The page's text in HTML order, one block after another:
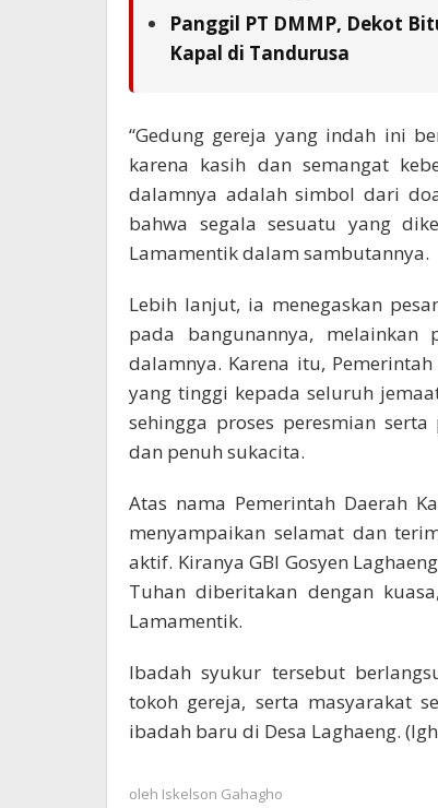
Panggil PT DMMP, Dekot
Kapal di Tandurusa
“Gedung gereja yang indah ini
karena kasih dan semangat
dalamnya adalah simbol dari
bahwa segala sesuatu yang
Lamamentik dalam sambutannya.
Lebih lanjut, ia menegaskan
pada bangunannya,
dalamnya. Karena itu,
yang tinggi kepada seluruh
sehingga proses peresmian
dan penuh sukacita.
Atas nama Pemerintah Daerah
menyampaikan selamat dan
aktif. Kiranya GBI Gosyen
Tuhan diberitakan dengan
Lamamentik.
Ibadah syukur tersebut
tokoh gereja, serta masyarakat
ibadah baru di Desa Laghaeng.
oleh Iskelson Gahagho